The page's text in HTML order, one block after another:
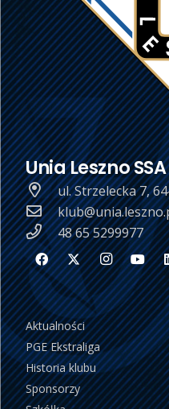
Unia Leszno SSA
ul. Strzelecka 7,
48 65 5299977
Aktualności
PGE Ekstraliga
Historia klubu
Sponsorzy